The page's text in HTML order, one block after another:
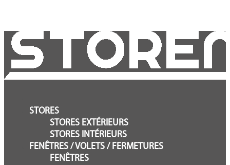
STORES
STORES EXTÉRIEURS
STORES INTÉRIEURS
FENÊTRES / VOLETS / FERMETURES
FENÊTRES